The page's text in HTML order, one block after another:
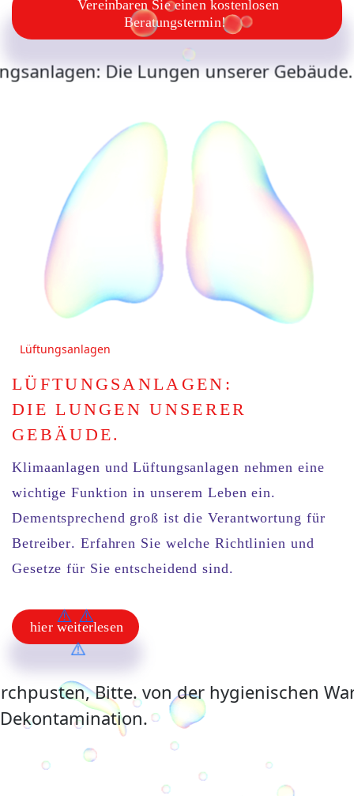
Vereinbaren Sie einen kostenlosen
Beratungstermin!
Vereinbaren Sie einen kostenlosen
Beratungstermin!
Lüftungsanlagen
LÜFTUNGSANLAGEN:
DIE LUNGEN UNSERER
GEBÄUDE.
Klimaanlagen und Lüftungsanlagen nehmen eine
wichtige Funktion in unserem Leben ein.
Dementsprechend groß ist dieVerantwortung für
Betreiber. Erfahren Sie welche Richtlinien und
Gesetze für Sie entscheidend sind.
hier weiterlesen
hier weiterlesen